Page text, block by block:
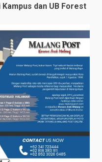
dan UB Forest